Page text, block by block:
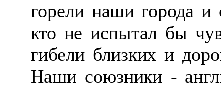
горели наши города и
кто не испытал бы
гибели близких и
Наши союзники -